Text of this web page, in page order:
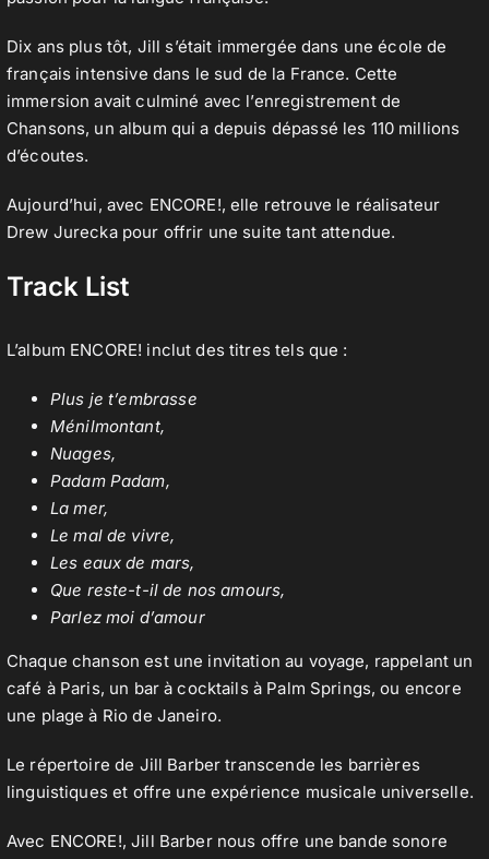
Dix ans plus tôt, Jill s’était immergée dans une école de
français intensive dans le sud de la France. Cette
immersion avait culminé avec l’enregistrement de
Chansons, un album qui a depuis dépassé les 110 millions
d’écoutes.
Aujourd’hui, avec ENCORE!, elle retrouve le réalisateur
Drew Jurecka pour offrir une suite tant attendue.
Track List
L’album ENCORE! inclut des titres tels que :
Plus je t’embrasse
Ménilmontant,
Nuages,
Padam Padam,
La mer,
Le mal de vivre,
Les eaux de mars,
Que reste-t-il de nos amours,
Parlez moi d’amour
Chaque chanson est une invitation au voyage, rappelant un
café à Paris, un bar à cocktails à Palm Springs, ou encore
une plage à Rio de Janeiro.
Le répertoire de Jill Barber transcende les barrières
linguistiques et offre une expérience musicale universelle.
Avec ENCORE!, Jill Barber nous offre une bande sonore